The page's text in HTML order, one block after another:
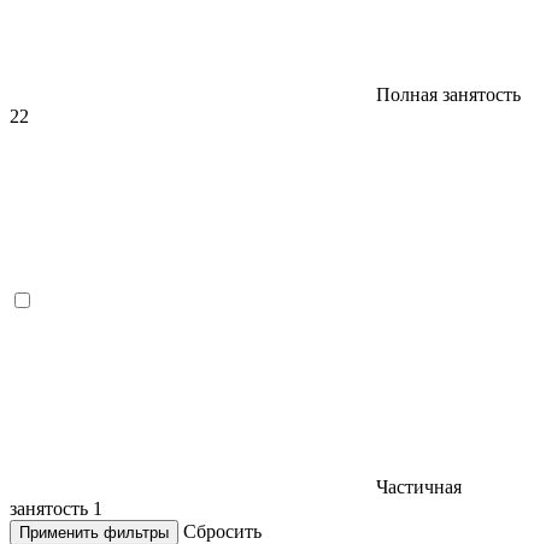
Полная занятость
22
Частичная
занятость 1
Применить фильтры
Сбросить